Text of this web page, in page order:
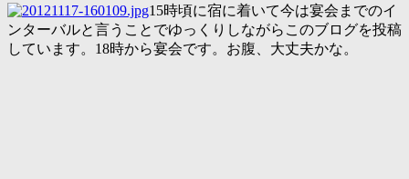
15時頃に宿に着いて今は宴会までのイ
ンターバルと言うことでゆっくりしながらこのブログを投稿
しています。18時から宴会です。お腹、大丈夫かな。